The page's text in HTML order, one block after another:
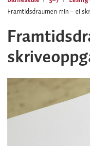
Framtidsdraumen min – ei